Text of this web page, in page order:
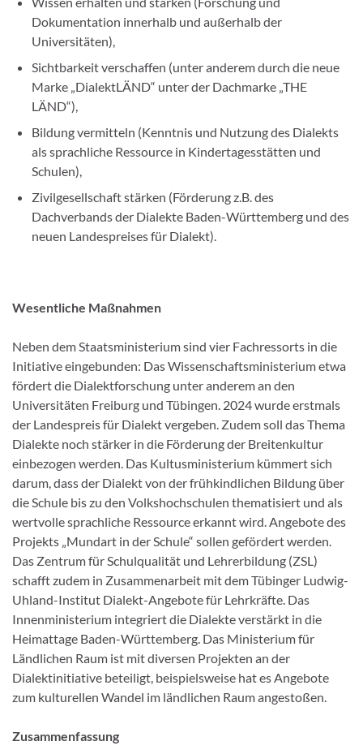
Dokumentation innerhalb und außerhalb der
Universitäten),
Sichtbarkeit verschaffen (unter anderem durch die neue
Marke „DialektLÄND“ unter der Dachmarke „THE
LÄND“),
Bildung vermitteln (Kenntnis und Nutzung des Dialekts
als sprachliche Ressource in Kindertagesstätten und
Schulen),
Zivilgesellschaft stärken (Förderung z.B. des
Dachverbands der Dialekte Baden-Württemberg und des
neuen Landespreises für Dialekt).
Wesentliche Maßnahmen
Neben dem Staatsministerium sind vier Fachressorts in die
Initiative eingebunden: Das Wissenschaftsministerium etwa
fördert die Dialektforschung unter anderem an den
Universitäten Freiburg und Tübingen. 2024 wurde erstmals
der Landespreis für Dialekt vergeben. Zudem soll das Thema
Dialekte noch stärker in die Förderung der Breitenkultur
einbezogen werden. Das Kultusministerium kümmert sich
darum, dass der Dialekt von der frühkindlichen Bildung über
die Schule bis zu den Volkshochschulen thematisiert und als
wertvolle sprachliche Ressource erkannt wird. Angebote des
Projekts „Mundart in der Schule“ sollen gefördert werden.
Das Zentrum für Schulqualität und Lehrerbildung (ZSL)
schafft zudem in Zusammenarbeit mit dem Tübinger Ludwig-
Uhland-Institut Dialekt-Angebote für Lehrkräfte. Das
Innenministerium integriert die Dialekte verstärkt in die
Heimattage Baden-Württemberg. Das Ministerium für
Ländlichen Raum ist mit diversen Projekten an der
Dialektinitiative beteiligt, beispielsweise hat es Angebote
zum kulturellen Wandel im ländlichen Raum angestoßen.
Zusammenfassung